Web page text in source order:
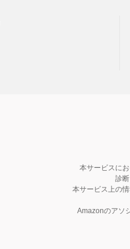
本サービスに
診
本サービス上の
Amazonのアソ